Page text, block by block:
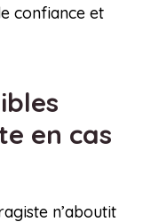
confiance et
en cas
n’aboutit